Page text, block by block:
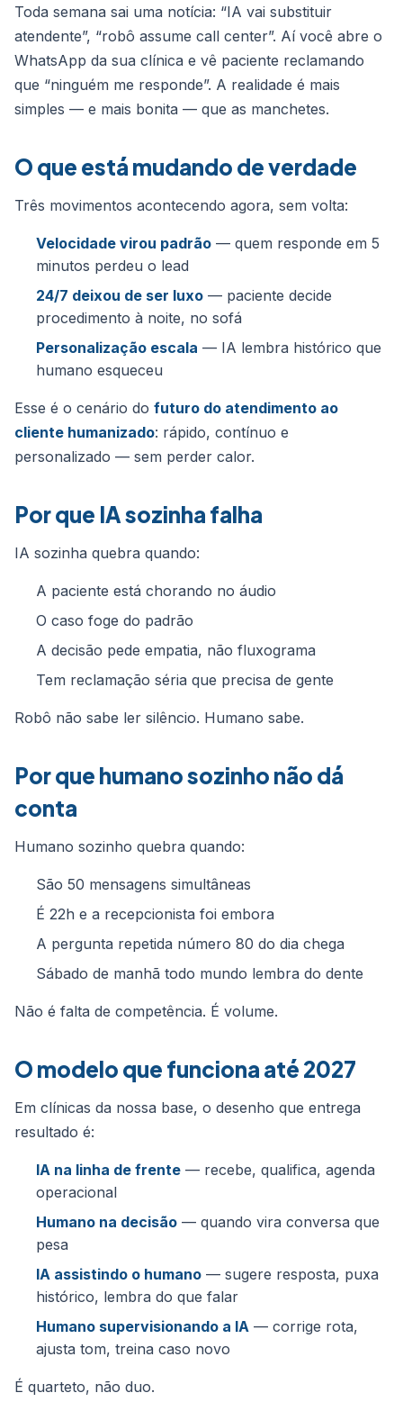
Toda semana sai uma notícia: “IA vai substituir
atendente”, “robô assume call center”. Aí você abre o
WhatsApp da sua clínica e vê paciente reclamando
que “ninguém me responde”. A realidade é mais
simples — e mais bonita — que as manchetes.
O que está mudando de verdade
Três movimentos acontecendo agora, sem volta:
Velocidade virou padrão — quem responde em 5
minutos perdeu o lead
24/7 deixou de ser luxo — paciente decide
procedimento à noite, no sofá
Personalização escala — IA lembra histórico que
humano esqueceu
Esse é o cenário do futuro do atendimento ao
cliente humanizado: rápido, contínuo e
personalizado — sem perder calor.
Por que IA sozinha falha
IA sozinha quebra quando:
A paciente está chorando no áudio
O caso foge do padrão
A decisão pede empatia, não fluxograma
Tem reclamação séria que precisa de gente
Robô não sabe ler silêncio. Humano sabe.
Por que humano sozinho não dá
conta
Humano sozinho quebra quando:
São 50 mensagens simultâneas
É 22h e a recepcionista foi embora
A pergunta repetida número 80 do dia chega
Sábado de manhã todo mundo lembra do dente
Não é falta de competência. É volume.
O modelo que funciona até 2027
Em clínicas da nossa base, o desenho que entrega
resultado é:
IA na linha de frente — recebe, qualifica, agenda
operacional
Humano na decisão — quando vira conversa que
pesa
IA assistindo o humano — sugere resposta, puxa
histórico, lembra do que falar
Humano supervisionando a IA — corrige rota,
ajusta tom, treina caso novo
É quarteto, não duo.